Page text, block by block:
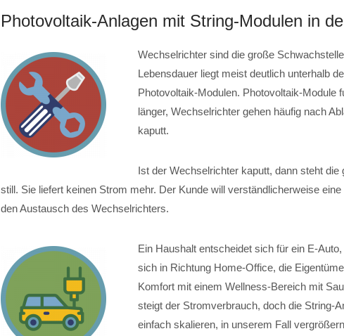
Photovoltaik-Anlagen mit String-Modulen in
Wechselrichter sind die große
Lebensdauer liegt meist deutlich unterhalb
Photovoltaik-Modulen. Photovoltaik-Module
länger, Wechselrichter gehen häufig nach
kaputt.
Ist der Wechselrichter kaputt, dann steht die
still. Sie liefert keinen Strom mehr. Der Kunde will verständlicherweise
den Austausch des Wechselrichters.
Ein Haushalt entscheidet sich für ein E-
sich in Richtung Home-Office, die
Komfort mit einem Wellness-Bereich mit
steigt der Stromverbrauch, doch die String-
einfach skalieren, in unserem Fall